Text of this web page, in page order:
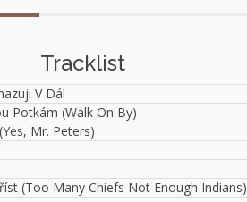
Tracklist
V Dál
Potkám (Walk On By)
Mr. Peters)
(Too Many Chiefs Not Enough Indians)